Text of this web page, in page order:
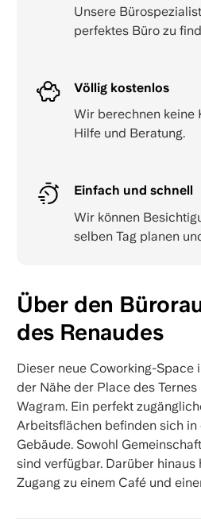
Unsere
perfektes Büro zu
Völlig kostenlos
Wir berechnen keine
Hilfe und Beratung.
Einfach und schnell
Wir können
selben Tag planen
Über den
des Renaudes
Dieser neue Coworking-Space
der Nähe der Place des
Wagram. Ein perfekt
Arbeitsflächen befinden sich in
Gebäude. Sowohl
sind verfügbar. Darüber
Zugang zu einem Café und